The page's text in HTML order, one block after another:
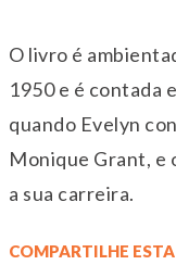
O livro é
1950 e é contada
quando Evelyn
Monique Grant, e
a sua carreira.
COMPARTILHE